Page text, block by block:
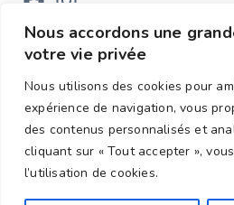
Nous accordons une
votre vie privée
Nous utilisons des cookies pour
expérience de navigation, vous
des contenus personnalisés et
cliquant sur « Tout accepter »,
l’utilisation de cookies.
Home
À propos
Services
Portfolio